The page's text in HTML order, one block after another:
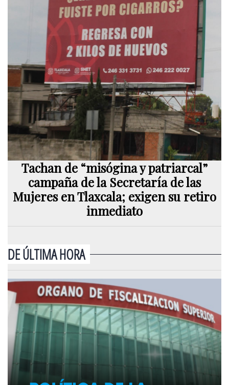
Tachan de “misógina y patriarcal”
campaña de la Secretaría de las
Mujeres en Tlaxcala; exigen su retiro
inmediato
DE ÚLTIMA HORA